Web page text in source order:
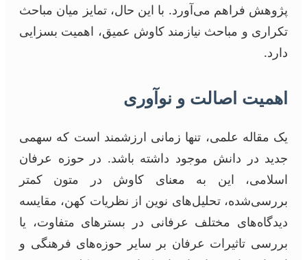
پژوهش فراهم می‌آورد. با این حال، تمایز میان مباحث
تکراری و مباحث نیازمند کاوش عمیق، اهمیت بسزایی
دارد.
اهمیت اصالت و نوآوری
یک مقاله علمی، تنها زمانی ارزشمند است که سهمی
جدید در دانش موجود داشته باشد. در حوزه عرفان
اسلامی، این به معنای کاوش در متون کمتر
بررسی‌شده، تحلیل‌های نوین از نظریات کهن، مقایسه
دیدگاه‌های مختلف عرفانی در بسترهای متفاوت، یا
بررسی تاثیرات عرفان بر سایر حوزه‌های فرهنگی و